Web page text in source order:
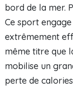
bord de la mer.
Ce sport
extrêmement
même titre que
mobilise un
perte de